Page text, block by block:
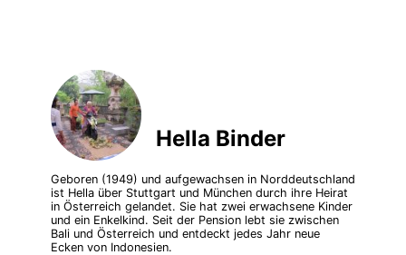
Hella Binder
Geboren (1949) und aufgewachsen in Norddeutschland
ist Hella über Stuttgart und München durch ihre Heirat
in Österreich gelandet. Sie hat zwei erwachsene Kinder
und ein Enkelkind. Seit der Pension lebt sie zwischen
Bali und Österreich und entdeckt jedes Jahr neue
Ecken von Indonesien.